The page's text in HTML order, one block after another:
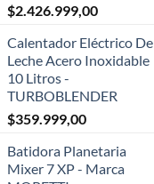
$2.426.999,00
Calentador Eléctrico De
Leche Acero Inoxidable
10 Litros -
TURBOBLENDER
$359.999,00
Batidora Planetaria
Mixer 7 XP - Marca